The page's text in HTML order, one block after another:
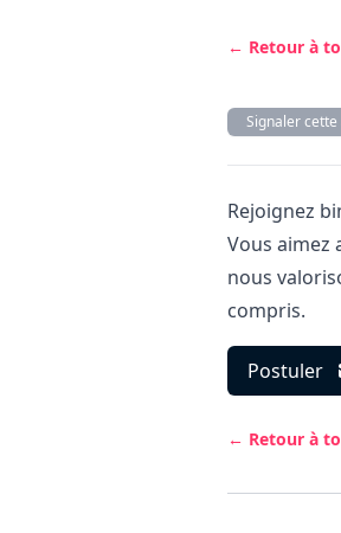
← Retour à
Signaler cette
Description
Rejoignez
Vous aimez
nous
compris.
Postuler
← Retour à